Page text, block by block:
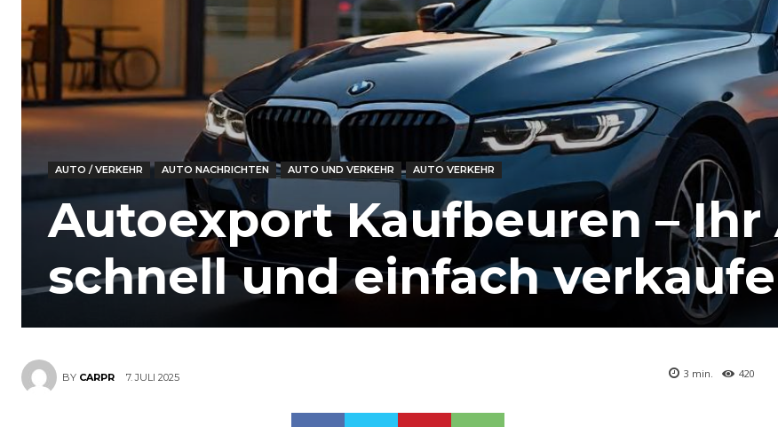
AUTO / VERKEHR AUTO NACHRICHTEN AUTO UND VERKEHR AUTO VERKEHR
Autoexport Kaufbeuren – Ihr
schnell und einfach
BY CARPR 7. JULI 2025 420
3 min.